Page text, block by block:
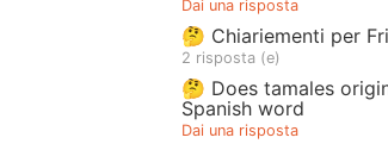
Dai una risposta
🤔 Chiariementi per
2 risposta (e)
🤔 Does tamales
Spanish word
Dai una risposta